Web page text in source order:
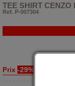
TEE SHIRT CENZO
Ref. P-007304
Prix -29%